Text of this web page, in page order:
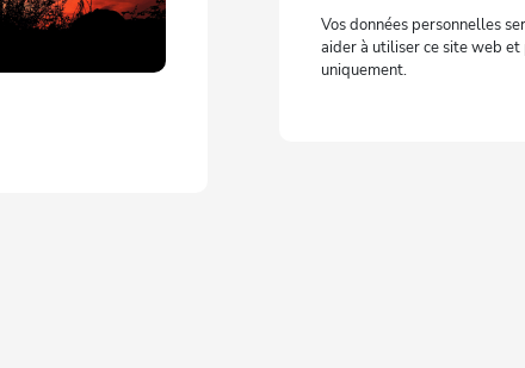
Vos données personnelles
aider à utiliser ce site web
uniquement.